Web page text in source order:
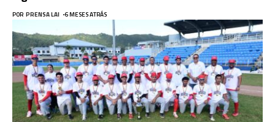
POR PRENSA LAI 6 MESES ATRÁS